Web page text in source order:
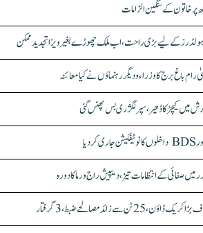
پر خاتون کے سنگین الزامات
باغ برج کا وزراء و دیگر رہنماؤں نے کیا معائنہ
میں کیچڑ کا ڈھیر، سپر لگژری بس پھنس گئی
میں صفائی کے انتظامات تیز، دیپیش راج ورما کا دورہ
سے زائد مصالحے ضبط، 3 گرفتار